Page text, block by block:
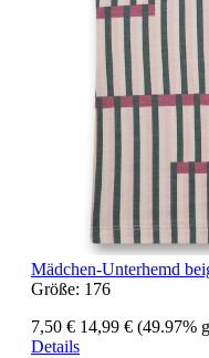
Mädchen-Unterhemd
Größe: 176
7,50 € 14,99 € (49.97%
Details